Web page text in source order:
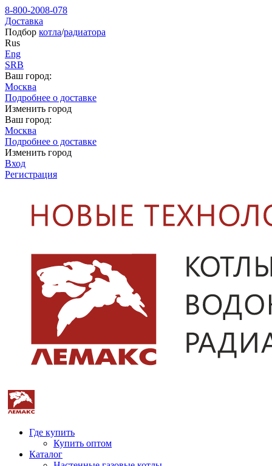
8-800-2008-078
Доставка
Подбор котла/радиатора
Rus
Eng
SRB
Ваш город:
Москва
Подробнее о доставке
Изменить город
Ваш город:
Москва
Подробнее о доставке
Изменить город
Вход
Регистрация
Где купить
Купить оптом
Каталог